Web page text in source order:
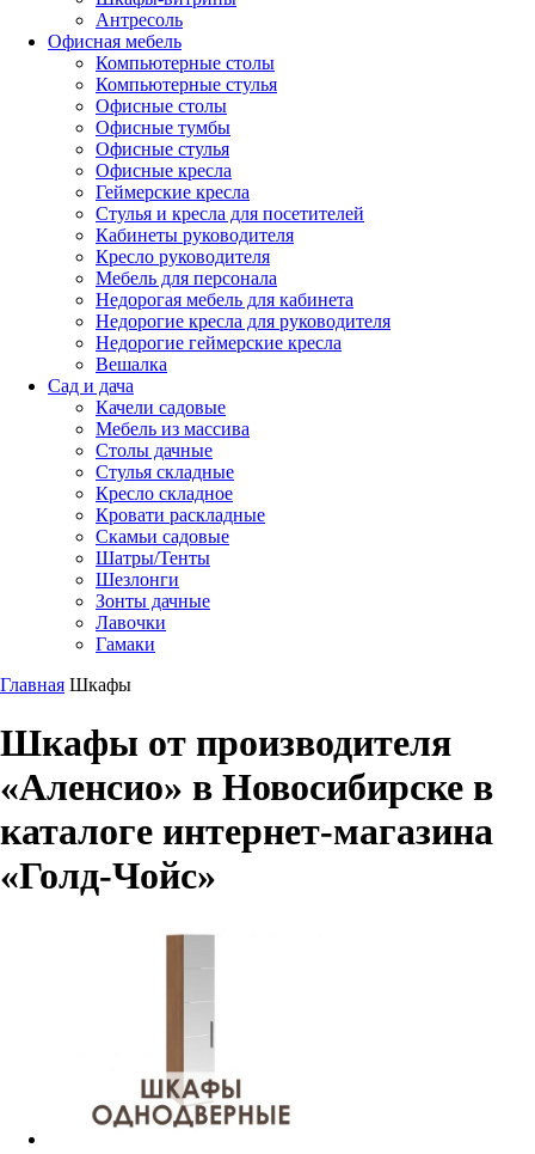
Антресоль
Офисная мебель
Компьютерные столы
Компьютерные стулья
Офисные столы
Офисные тумбы
Офисные стулья
Офисные кресла
Геймерские кресла
Стулья и кресла для посетителей
Кабинеты руководителя
Кресло руководителя
Мебель для персонала
Недорогая мебель для кабинета
Недорогие кресла для руководителя
Недорогие геймерские кресла
Вешалка
Сад и дача
Качели садовые
Мебель из массива
Столы дачные
Стулья складные
Кресло складное
Кровати раскладные
Скамьи садовые
Шатры/Тенты
Шезлонги
Зонты дачные
Лавочки
Гамаки
Главная Шкафы
Шкафы от производителя
«Аленсио» в Новосибирске в
каталоге интернет-магазина
«Голд-Чойс»